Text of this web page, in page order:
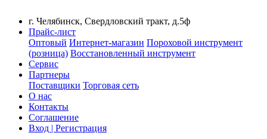
г. Челябинск, Свердловский тракт, д.5ф
Прайс-лист
Оптовый Интернет-магазин Пороховой инструмент
(розница) Восстановленный инструмент
Сервис
Партнеры
Поставщики Торговая сеть
О нас
Контакты
Соглашение
Вход | Регистрация